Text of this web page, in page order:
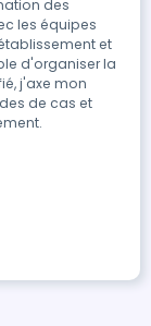
des
les équipes
et
d'organiser la
j'axe mon
de cas et